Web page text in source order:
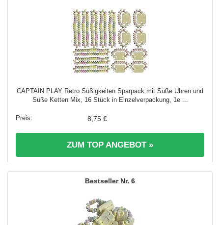
CAPTAIN PLAY Retro Süßigkeiten Sparpack mit Süße Uhren und
Süße Ketten Mix, 16 Stück in Einzelverpackung, 1e ...
8,75 €
ZUM TOP ANGEBOT »
6